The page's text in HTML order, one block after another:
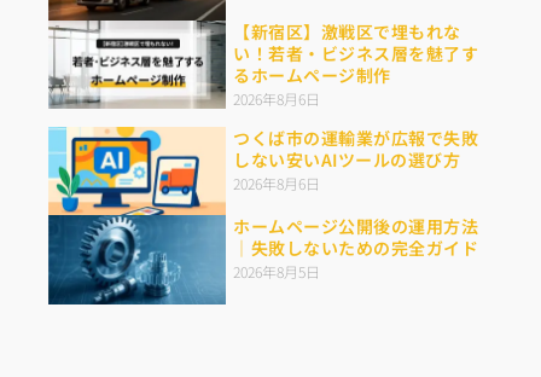
【新宿区】激戦区で埋もれな
い！若者・ビジネス層を魅了す
るホームページ制作
2026年8月6日
つくば市の運輸業が広報で失敗
しない安いAIツールの選び方
2026年8月6日
ホームページ公開後の運用方法
｜失敗しないための完全ガイド
2026年8月5日